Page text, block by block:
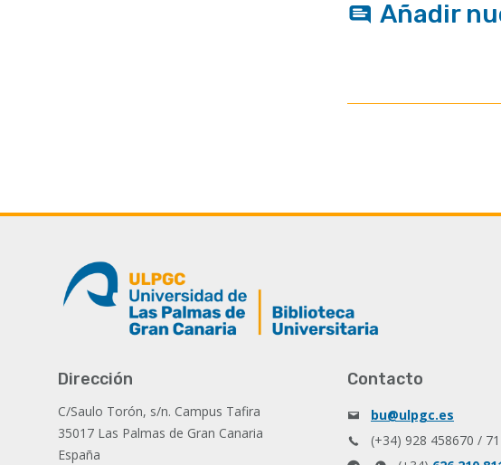
Añadir
Dirección
C/Saulo Torón, s/n. Campus Tafira
35017 Las Palmas de Gran Canaria
España
Contacto
bu@ulpgc.es
(+34) 928 458670 / 71